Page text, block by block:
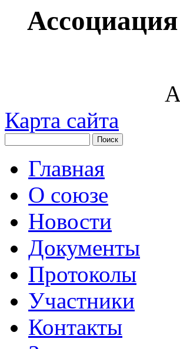
Карта сайта
Главная
О союзе
Новости
Документы
Протоколы
Участники
Контакты